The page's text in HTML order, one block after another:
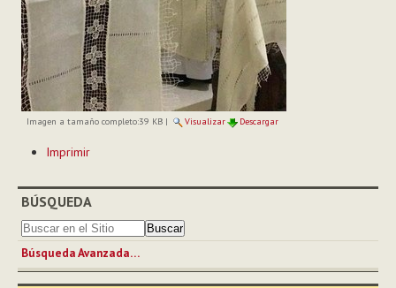
Imagen a tamaño completo:39 KB| Visualizar Descargar
de
Imprimir
BÚSQUEDA
Búsqueda Avanzada…